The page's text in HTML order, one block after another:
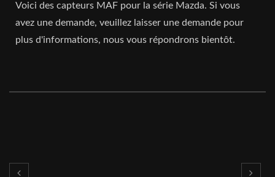
Voici des capteurs MAF pour la série Mazda. Si vous
avez une demande, veuillez laisser une demande pour
plus d'informations, nous vous répondrons bientôt.